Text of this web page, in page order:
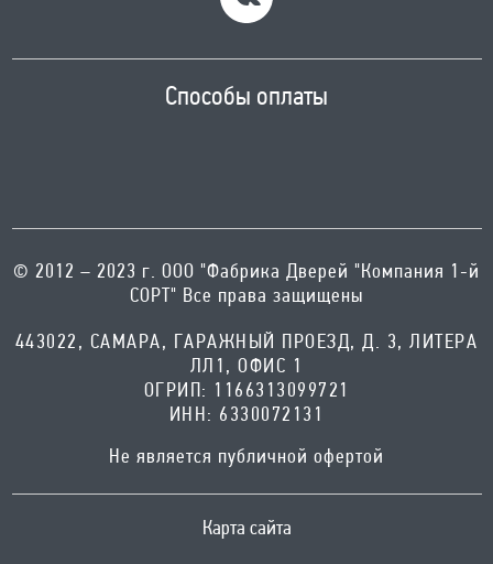
Способы оплаты
© 2012 – 2023 г. ООО "Фабрика Дверей "Компания 1-й
СОРТ" Все права защищены
443022, САМАРА, ГАРАЖНЫЙ ПРОЕЗД, Д. 3, ЛИТЕРА
ЛЛ1, ОФИС 1
ОГРИП: 1166313099721
ИНН: 6330072131
Не является публичной офертой
Карта сайта